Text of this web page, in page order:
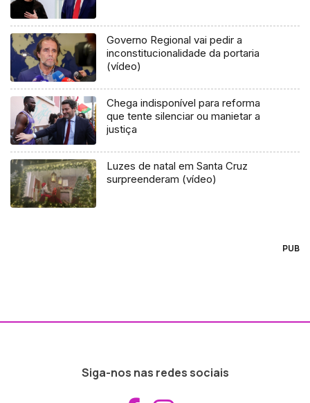
Governo Regional vai pedir a
inconstitucionalidade da portaria
(vídeo)
Chega indisponível para reforma
que tente silenciar ou manietar a
justiça
Luzes de natal em Santa Cruz
surpreenderam (vídeo)
PUB
Siga-nos nas redes sociais